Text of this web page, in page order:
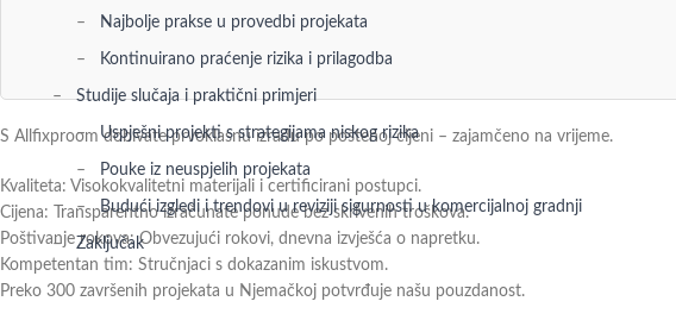
Najbolje prakse u provedbi projekata
Kontinuirano praćenje rizika i prilagodba
Studije slučaja i praktični primjeri
Uspješni projekti s strategijama niskog rizika
Pouke iz neuspjelih projekata
Budući izgledi i trendovi u reviziji sigurnosti u komercijalnoj gradnji
Zaključak
S Allfixproom dobivate prvoklasnu izradu po poštenoj cijeni – zajamčeno na vrijeme.
Kvaliteta: Visokokvalitetni materijali i certificirani postupci.
Cijena: Transparentno izračunate ponude bez skrivenih troškova.
Poštivanje rokova: Obvezujući rokovi, dnevna izvješća o napretku.
Kompetentan tim: Stručnjaci s dokazanim iskustvom.
Preko 300 završenih projekata u Njemačkoj potvrđuje našu pouzdanost.